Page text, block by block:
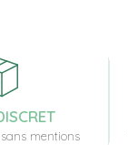
mentions